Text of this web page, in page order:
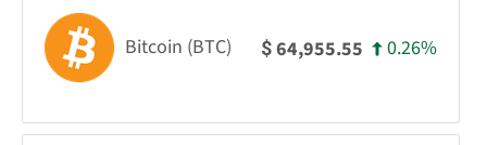
Bitcoin (BTC) $64,955.55 0.26%